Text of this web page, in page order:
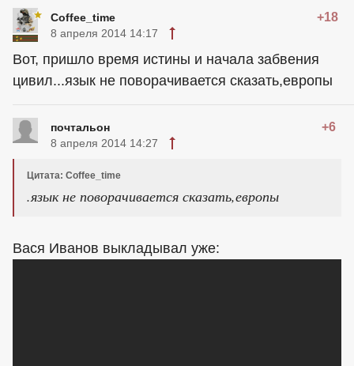
Coffee_time +18
8 апреля 2014 14:17
Вот, пришло время истины и начала забвения
цивил...язык не поворачивается сказать,европы
почтальон +6
8 апреля 2014 14:27
Цитата: Coffee_time
.язык не поворачивается сказать,европы
Вася Иванов выкладывал уже: